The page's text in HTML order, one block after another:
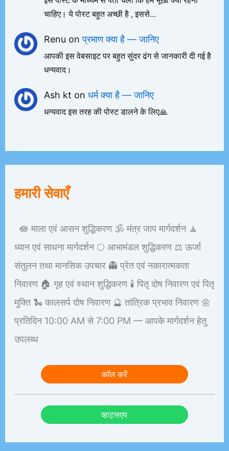
चाहिए। ये पोस्ट बहुत अच्छी है , इससे…
Renu onप्रमाण क्या है — जानिए
आपकी इस वेबसाइट पर बहुत सुंदर ढंग से जानकारी दी गई है
धन्यवाद।
Ash kt onधर्म क्या है — जानिए
धन्यवाद इस तरह की पोस्ट डालने के लिए🙏
हमारी सेवाएँ
🪷 माला एवं आसन शुद्धिकरण 🕉️ मंत्र जाप मार्गदर्शन 🧘
ध्यान एवं साधना मार्गदर्शन 🌕 आभामंडल शुद्धिकरण ⚖️ ऊर्जा
संतुलन तथा मानसिक उपचार 👻 प्रेत एवं नकारात्मकता
निवारण 🏠 गृह एवं स्थान शुद्धिकरण 🕯️ पितृ दोष निवारण एवं पितृ
मुक्ति 🐍 कालसर्प दोष निवारण 🔮 तांत्रिक प्रभाव निवारण 🌼
प्रतिदिन 10:00 AM से 7:00 PM — आपके मार्गदर्शन हेतु
उपलब्ध
कॉल करें
व्हाट्सएप